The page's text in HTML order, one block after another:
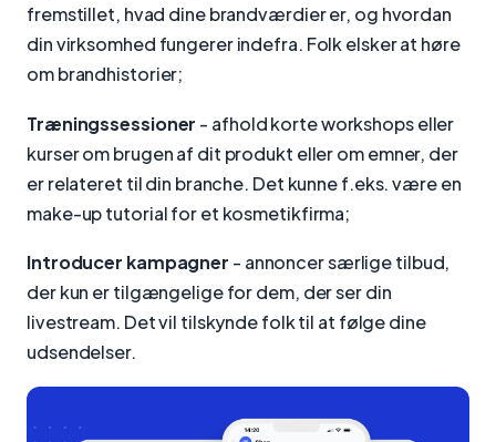
fremstillet, hvad dine brandværdier er, og hvordan
din virksomhed fungerer indefra. Folk elsker at høre
om brandhistorier;
Træningssessioner - afhold korte workshops eller
kurser om brugen af dit produkt eller om emner, der
er relateret til din branche. Det kunne f.eks. være en
make-up tutorial for et kosmetikfirma;
Introducer kampagner - annoncer særlige tilbud,
der kun er tilgængelige for dem, der ser din
livestream. Det vil tilskynde folk til at følge dine
udsendelser.